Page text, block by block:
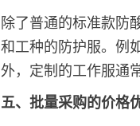
除了普通的标准款防
和工种的防护服。例
外，定制的工作服通
五、批量采购的价格